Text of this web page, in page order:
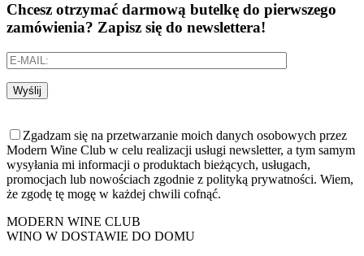
Chcesz otrzymać darmową butelkę do pierwszego
zamówienia? Zapisz się do newslettera!
Wyślij
Zgadzam się na przetwarzanie moich danych osobowych przez
Modern Wine Club w celu realizacji usługi newsletter, a tym samym
wysyłania mi informacji o produktach bieżących, usługach,
promocjach lub nowościach zgodnie z polityką prywatności. Wiem,
że zgodę tę mogę w każdej chwili cofnąć.
MODERN WINE CLUB
WINO W DOSTAWIE DO DOMU